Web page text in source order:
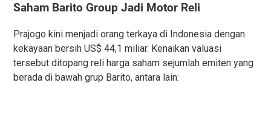
Saham Barito Group Jadi Motor Reli
Prajogo kini menjadi orang terkaya di Indonesia dengan
kekayaan bersih US$ 44,1 miliar. Kenaikan valuasi
tersebut ditopang reli harga saham sejumlah emiten yang
berada di bawah grup Barito, antara lain: